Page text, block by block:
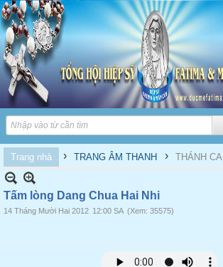
Trang nhà › TRANG ÂM THANH › THÁNH CA
Tấm lòng Dang Chua Hai Nhi
14 Tháng Mười Hai 2012 12:00 SA (Xem: 35575)